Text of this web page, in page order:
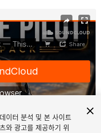
이터 분석 및 본 사이트
와 광고를 제공하기 위